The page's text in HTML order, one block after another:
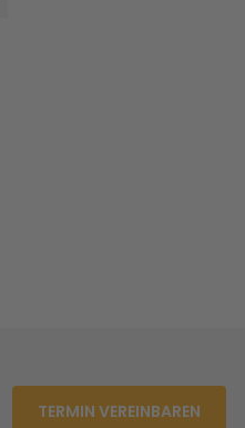
TERMIN VEREINBAREN